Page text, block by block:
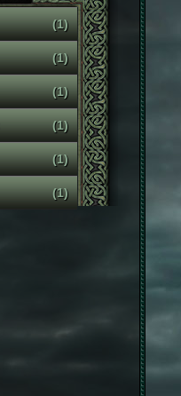
(1)
(1)
(1)
(1)
(1)
(1)